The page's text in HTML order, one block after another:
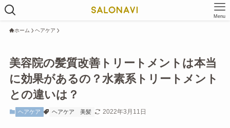
Menu
ホーム ヘアケア
美容院の髪質改善トリートメントは本当
に効果があるの？水素系トリートメント
との違いは？
ヘアケア ヘアケア 美髪 2022年3月11日